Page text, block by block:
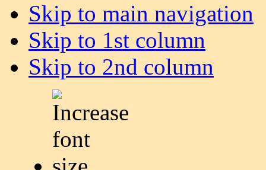
Skip to main navigation
Skip to 1st column
Skip to 2nd column